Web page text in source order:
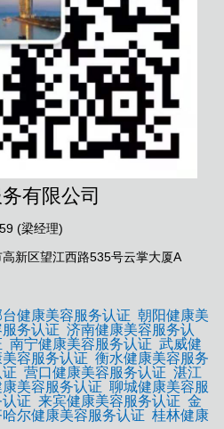
有限公司
(梁经理)
区望江西路535号云掌大厦A
台健康美容服务认证 朝阳健康美
务认证 济南健康美容服务认
南宁健康美容服务认证 武威健
容服务认证 衡水健康美容服务
营口健康美容服务认证 湛江
美容服务认证 聊城健康美容服
证 来宾健康美容服务认证 金
尔健康美容服务认证 桂林健康